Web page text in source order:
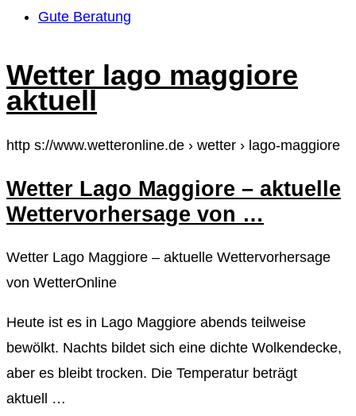
Gute Beratung
Wetter lago maggiore
aktuell
http s://www.wetteronline.de › wetter › lago-maggiore
Wetter Lago Maggiore – aktuelle
Wettervorhersage von …
Wetter Lago Maggiore – aktuelle Wettervorhersage
von WetterOnline
Heute ist es in Lago Maggiore abends teilweise
bewölkt. Nachts bildet sich eine dichte Wolkendecke,
aber es bleibt trocken. Die Temperatur beträgt
aktuell …